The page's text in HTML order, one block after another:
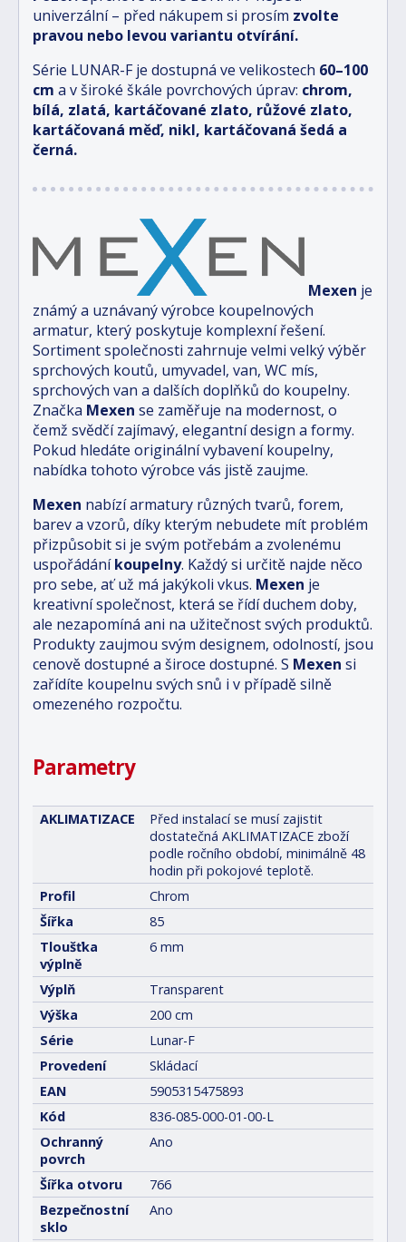
univerzální – před nákupem si prosím zvolte
pravou nebo levou variantu otvírání.
Série LUNAR-F je dostupná ve velikostech 60–100
cm a v široké škále povrchových úprav: chrom,
bílá, zlatá, kartáčované zlato, růžové zlato,
kartáčovaná měď, nikl, kartáčovaná šedá a
černá.
Mexen je
známý a uznávaný výrobce koupelnových
armatur, který poskytuje komplexní řešení.
Sortiment společnosti zahrnuje velmi velký výběr
sprchových koutů, umyvadel, van, WC mís,
sprchových van a dalších doplňků do koupelny.
Značka Mexen se zaměřuje na modernost, o
čemž svědčí zajímavý, elegantní design a formy.
Pokud hledáte originální vybavení koupelny,
nabídka tohoto výrobce vás jistě zaujme.
Mexen nabízí armatury různých tvarů, forem,
barev a vzorů, díky kterým nebudete mít problém
přizpůsobit si je svým potřebám a zvolenému
uspořádáníkoupelny. Každý si určitě najde něco
pro sebe, ať už má jakýkoli vkus. Mexen je
kreativní společnost, která se řídí duchem doby,
ale nezapomíná ani na užitečnost svých produktů.
Produkty zaujmou svým designem, odolností, jsou
cenově dostupné a široce dostupné. S Mexen si
zařídíte koupelnu svých snů i v případě silně
omezeného rozpočtu.
Parametry
AKLIMATIZACE
Před instalací se musí zajistit
dostatečná AKLIMATIZACE zboží
podle ročního období, minimálně 48
hodin při pokojové teplotě.
Profil
Chrom
Šířka
85
Tloušťka
výplně
6 mm
Výplň
Transparent
Výška
200 cm
Série
Lunar-F
Provedení
Skládací
EAN
5905315475893
Kód
836-085-000-01-00-L
Ochranný
povrch
Ano
Šířka otvoru
766
Bezpečnostní
sklo
Ano